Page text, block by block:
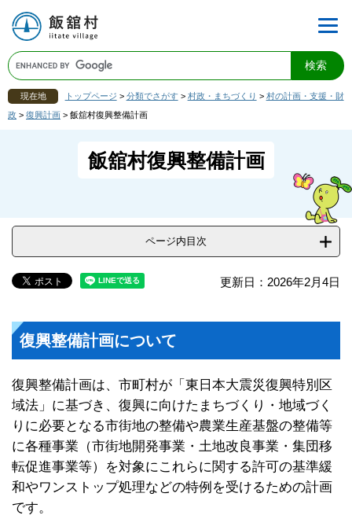
現在地 トップページ > 分類でさがす > 村政・まちづくり > 村の計画・支援・財
政 > 復興計画 > 飯舘村復興整備計画
飯舘村復興整備計画
ページ内目次
更新日：2026年2月4日
復興整備計画について
復興整備計画は、市町村が「東日本大震災復興特別区
域法」に基づき、復興に向けたまちづくり・地域づく
りに必要となる市街地の整備や農業生産基盤の整備等
に各種事業（市街地開発事業・土地改良事業・集団移
転促進事業等）を対象にこれらに関する許可の基準緩
和やワンストップ処理などの特例を受けるための計画
です。